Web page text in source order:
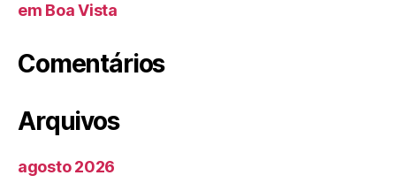
em Boa Vista
Comentários
Arquivos
agosto 2026